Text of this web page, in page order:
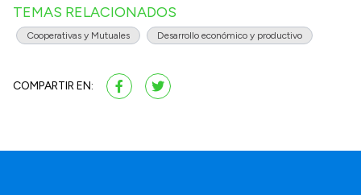
TEMAS RELACIONADOS
Cooperativas y Mutuales Desarrollo económico y productivo
COMPARTIR EN: